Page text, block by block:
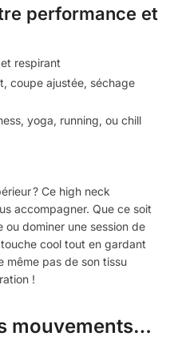
performance et
respirant
coupe ajustée, séchage
yoga, running, ou chill
? Ce high neck
accompagner. Que ce soit
ou dominer une session de
cool tout en gardant
même pas de son tissu
!
mouvements…